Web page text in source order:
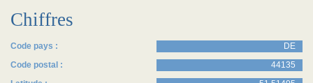
Chiffres
Code pays :
DE
Code postal :
44135